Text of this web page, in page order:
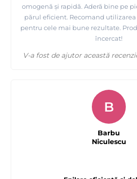
omogenă și rapidă. Aderă bine pe
părul eficient. Recomand
pentru cele mai bune rezultate.
încercat!
V-a fost de ajutor această
B
Barbu
Niculescu